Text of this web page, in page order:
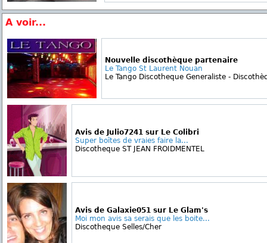
A voir...
Nouvelle discothèque partenaire
Le Tango St Laurent Nouan
Le Tango Discotheque Generaliste -
Avis de Julio7241 sur Le Colibri
Super boîtes de vraies faire la...
Discotheque ST JEAN FROIDMENTEL
Avis de Galaxie051 sur Le Glam's
Moi mon avis sa serais que les boite...
Discotheque Selles/Cher